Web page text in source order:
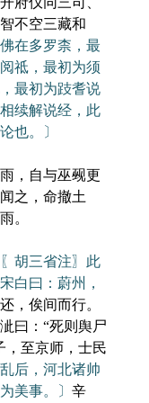
不空三藏和
在多罗柰，最
祗，最初为须
最初为跂耆说
续解说经，此
也。〕
，自与巫觋更
之，命撤土
。
〖胡三省注〗此
白曰：蔚州，
，俟间而行。
泚曰：“死则舆尸
，至京师，士民
后，河北诸帅
美事。〕 辛